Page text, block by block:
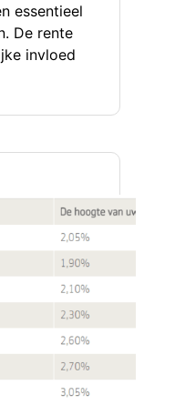
essentieel
De rente
invloed